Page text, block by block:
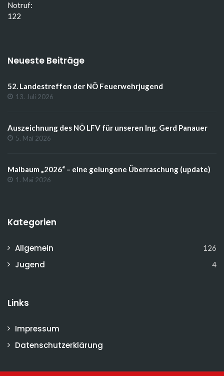
Notruf:
122
Neueste Beiträge
52. Landestreffen der NÖ Feuerwehrjugend
13. Juli 2026
Auszeichnung des NÖ LFV für unseren Ing. Gerd Panauer
5. Mai 2026
Maibaum „2026“ – eine gelungene Überraschung (update)
1. Mai 2026
Kategorien
Allgemein 126
Jugend 4
Links
Impressum
Datenschutzerklärung